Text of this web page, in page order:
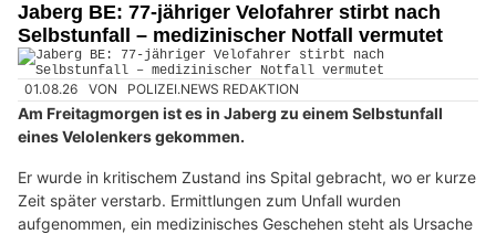
Jaberg BE: 77-jähriger Velofahrer stirbt nach
Selbstunfall – medizinischer Notfall vermutet
01.08.26 VON POLIZEI.NEWS REDAKTION
Am Freitagmorgen ist es in Jaberg zu einem Selbstunfall
eines Velolenkers gekommen.
Er wurde in kritischem Zustand ins Spital gebracht, wo er kurze
Zeit später verstarb. Ermittlungen zum Unfall wurden
aufgenommen, ein medizinisches Geschehen steht als Ursache